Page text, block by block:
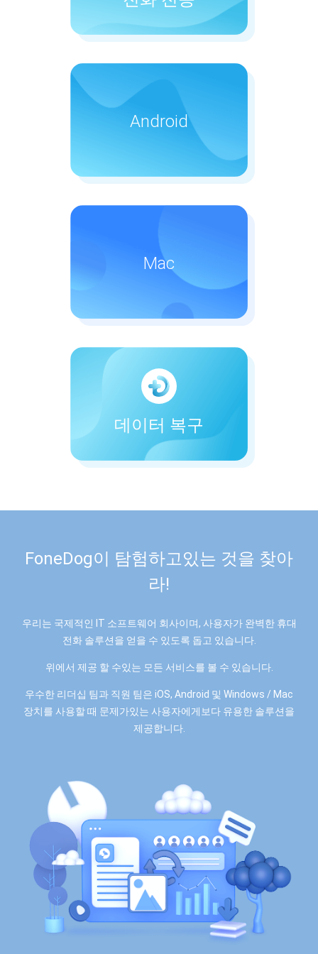
Android
안드로이드 데이터 복구
안드로이드 데이터 백업 및
복구
Mac
Mac 클리너
데이터 복구
FoneDog이 탐험하고있는 것을 찾아
라!
우리는 국제적인 IT 소프트웨어 회사이며, 사용자가 완벽한 휴대
전화 솔루션을 얻을 수 있도록 돕고 있습니다.
위에서 제공 할 수있는 모든 서비스를 볼 수 있습니다.
우수한 리더십 팀과 직원 팀은 iOS, Android 및 Windows / Mac
장치를 사용할 때 문제가있는 사용자에게보다 유용한 솔루션을
제공합니다.